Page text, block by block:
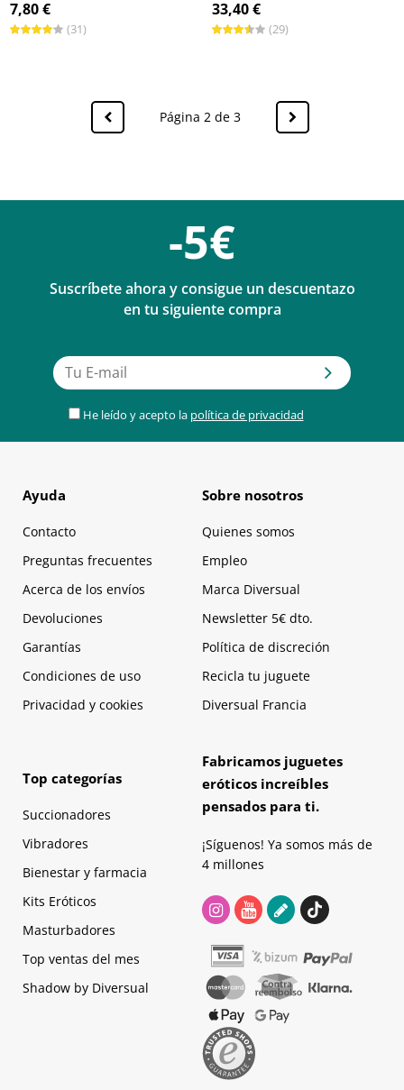
7,80 €
(31)
33,40 €
(29)
Página 2 de 3
-5€
Suscríbete ahora y consigue un descuentazo
en tu siguiente compra
He leído y acepto la política de privacidad
Ayuda
Contacto
Preguntas frecuentes
Acerca de los envíos
Devoluciones
Garantías
Condiciones de uso
Privacidad y cookies
Sobre nosotros
Quienes somos
Empleo
Marca Diversual
Newsletter 5€ dto.
Política de discreción
Recicla tu juguete
Diversual Francia
Top categorías
Succionadores
Vibradores
Bienestar y farmacia
Kits Eróticos
Masturbadores
Top ventas del mes
Shadow by Diversual
Fabricamos juguetes
eróticos increíbles
pensados para ti.
¡Síguenos! Ya somos más de
4 millones